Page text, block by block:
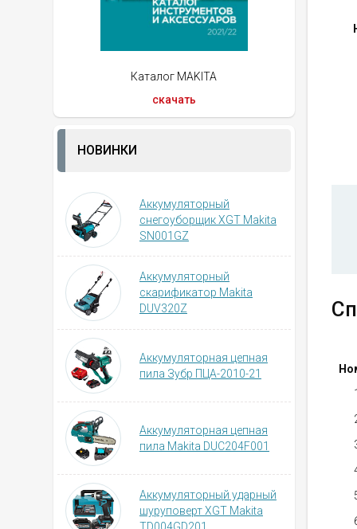
Каталог MAKITA
скачать
НОВИНКИ
Аккумуляторный
снегоуборщик XGT Makita
SN001GZ
Аккумуляторный
скарификатор Makita
DUV320Z
Аккумуляторная цепная
пила Зубр ПЦА-2010-21
Аккумуляторная цепная
пила Makita DUC204F001
Аккумуляторный ударный
шуруповерт XGT Makita